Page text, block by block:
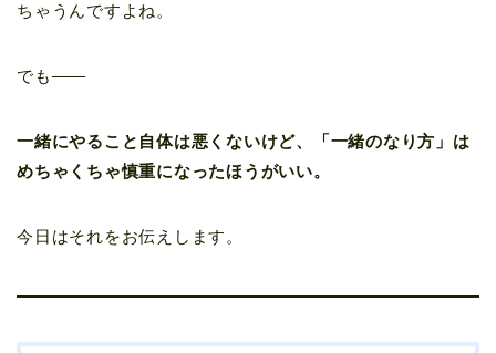
ちゃうんですよね。
でも——
一緒にやること自体は悪くないけど、「一緒のなり方」は
めちゃくちゃ慎重になったほうがいい。
今日はそれをお伝えします。